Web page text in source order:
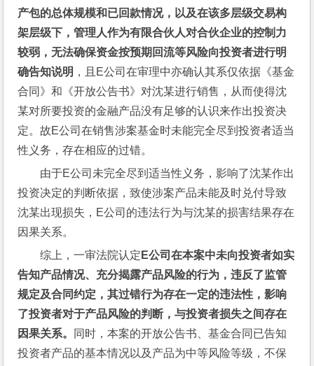
产包的总体规模和已回款情况，以及在该多层级交易构
架层级下，管理人作为有限合伙人对合伙企业的控制力
较弱，无法确保资金按预期回流等风险向投资者进行明
确告知说明 ，且E公司在审理中亦确认其系仅依据《基金
合同》和《开放公告书》对沈某进行销售，从而使得沈
某对所要投资的金融产品没有足够的认识来作出投资决
定。故E公司在销售涉案基金时未能完全尽到投资者适当
性义务，存在相应的过错。
由于E公司未完全尽到适当性义务，影响了沈某作出
投资决定的判断依据，致使涉案产品未能及时兑付导致
沈某出现损失，E公司的违法行为与沈某的损害结果存在
因果关系。
综上，一审法院认定 E公司在本案中未向投资者如实
告知产品情况、充分揭露产品风险的行为，违反了监管
规定及合同约定，其过错行为存在一定的违法性，影响
了投资者对于产品风险的判断，与投资者损失之间存在
因果关系。 同时，本案的开放公告书、基金合同已告知
投资者产品的基本情况以及产品为中等风险等级，不保